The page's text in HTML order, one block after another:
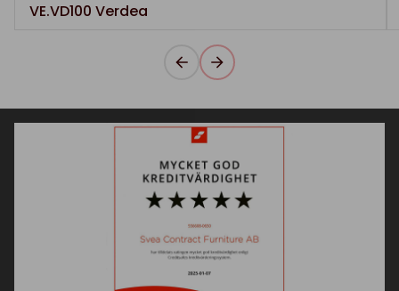
VE.VD100 Verdea